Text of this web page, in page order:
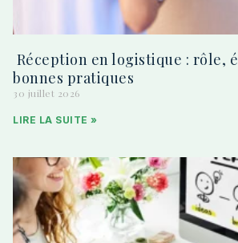
Réception en logistique : rôle,
bonnes pratiques
30 juillet 2026
LIRE LA SUITE »